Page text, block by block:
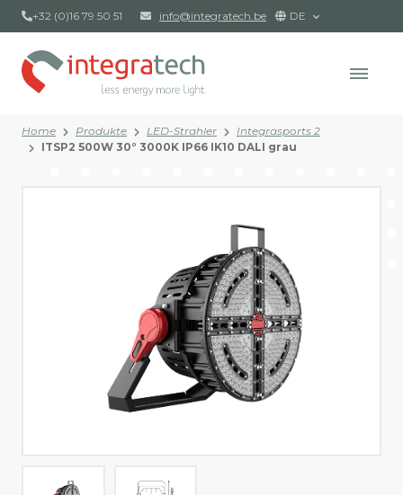
+32 (0)16 79 50 51 info@integratech.be DE
Home Produkte LED-Strahler
Integrasports 2
ITSP2 500W 30° 3000K IP66 IK10 DALI grau